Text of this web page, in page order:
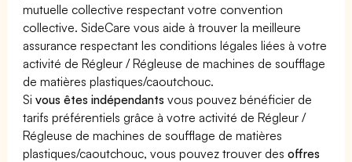
mutuelle collective respectant votre convention
collective. SideCare vous aide à trouver la meilleure
assurance respectant les conditions légales liées à votre
activité de Régleur / Régleuse de machines de soufflage
de matières plastiques/caoutchouc.
Sivous êtes indépendants vous pouvez bénéficier de
tarifs préférentiels grâce à votre activité de Régleur /
Régleuse de machines de soufflage de matières
plastiques/caoutchouc, vous pouvez trouver desoffres